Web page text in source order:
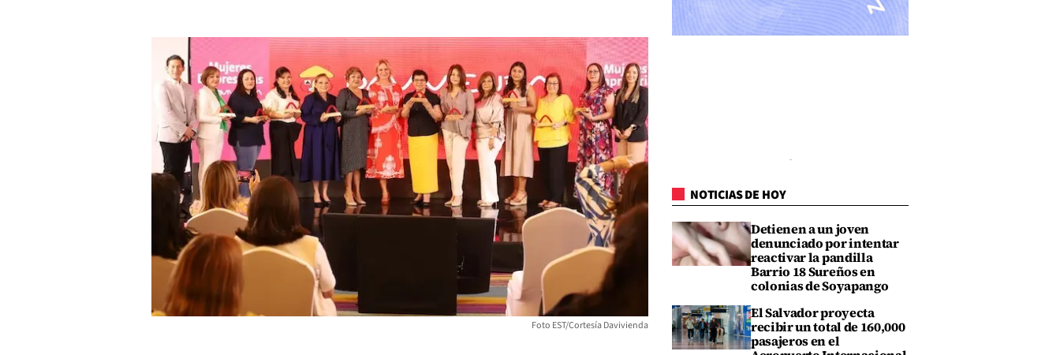
Foto EST/Cortesía Davivienda
NOTICIAS DE HOY
Detienen a un joven
denunciado por intentar
reactivar la pandilla
Barrio 18 Sureños en
colonias de Soyapango
El Salvador proyecta
recibir un total de 160,000
pasajeros en el